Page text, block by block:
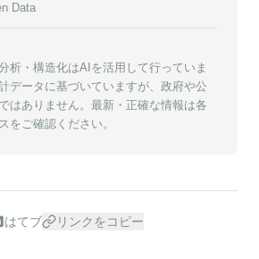
Data
析・構造化はAIを活用して行っていま
データに基づいていますが、政府や公
はありません。最新・正確な情報は各
をご確認ください。
はてブ リンクをコピー